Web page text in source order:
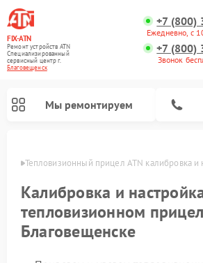
FIX-ATN
Ремонт устройств ATN
Специализированный
cервисный центр г.
Благовещенск
+7 (800)
Ежедневно, с
+7 (800)
Звонок
Мы ремонтируем
Тепловизионный прицел ATN калибровка и
Калибровка и
тепловизионном
Благовещенске